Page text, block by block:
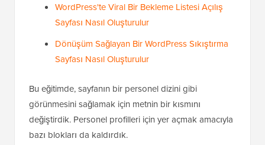
WordPress'te Viral Bir Bekleme Listesi Açılış
Sayfası Nasıl Oluşturulur
Dönüşüm Sağlayan Bir WordPress Sıkıştırma
Sayfası Nasıl Oluşturulur
Bu eğitimde, sayfanın bir personel dizini gibi
görünmesini sağlamak için metnin bir kısmını
değiştirdik. Personel profilleri için yer açmak amacıyla
bazı blokları da kaldırdık.